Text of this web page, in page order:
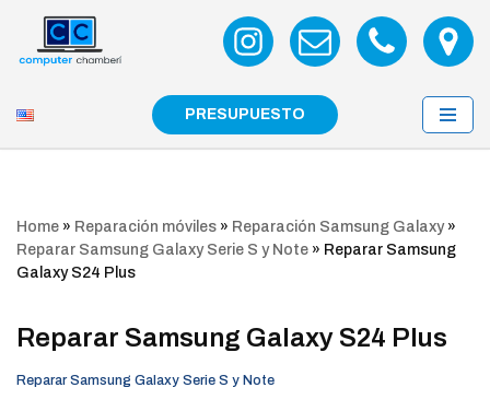
Saltar
PRESUPUESTO
Home » Reparación móviles » Reparación Samsung Galaxy»
Reparar Samsung Galaxy Serie S y Note » Reparar Samsung
Galaxy S24 Plus
Reparar Samsung Galaxy S24 Plus
Reparar Samsung Galaxy Serie S y Note